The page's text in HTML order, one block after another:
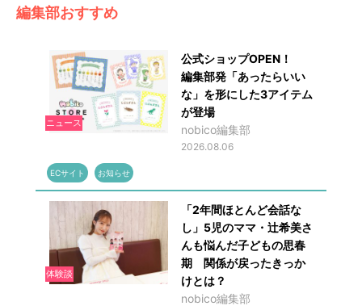
編集部おすすめ
ニュース
公式ショップOPEN！
編集部発「あったらいい
な」を形にした3アイテム
が登場
nobico編集部
2026.08.06
ECサイト お知らせ
体験談
「2年間ほとんど会話な
し」5児のママ・辻希美さ
んも悩んだ子どもの思春
期 関係が戻ったきっか
けとは？
nobico編集部